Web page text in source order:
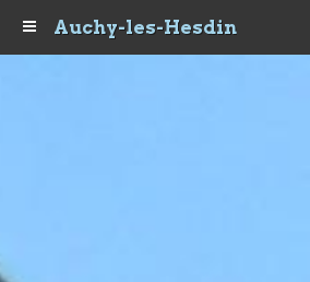
Auchy-les-Hesdin